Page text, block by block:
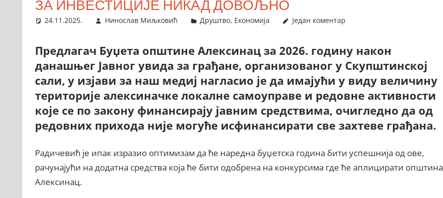
ЗА ИНВЕСТИЦИЈЕ НИКАД ДОВОЉНО
24.11.2025. Нинослав Миљковић Друштво, Економија Један коментар
Предлагач Буџета општине Алексинац за 2026. годину након
данашњег Јавног увида за грађане, организованог у Скупштинској
сали, у изјави за наш медиј нагласио је да имајући у виду величину
територије алексиначке локалне самоуправе и редовне активности
које се по закону финансирају јавним средствима, очигледно да од
редовних прихода није могуће исфинансирати све захтеве грађана.
Радичевић је ипак изразио оптимизам да ће наредна буџетска година бити успешнија од ове,
рачунајући на додатна средства која ће бити одобрена на конкурсима где ће аплицирати општина
Алексинац.